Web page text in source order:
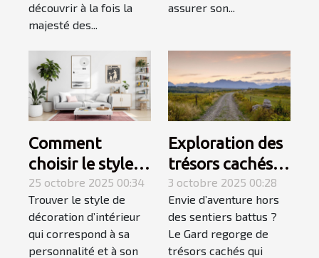
découvrir à la fois la
majesté des...
assurer son...
Comment
choisir le style
de décoration
d'intérieur qui
vous correspond
?
25 octobre 2025 00:34
Trouver le style de
décoration d’intérieur
qui correspond à sa
personnalité et à son
Exploration des
trésors cachés
du Gard :
itinéraires
méconnus ?
3 octobre 2025 00:28
Envie d’aventure hors
des sentiers battus ?
Le Gard regorge de
trésors cachés qui